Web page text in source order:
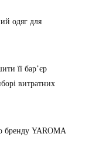
одяг для
її бар’єр
витратних
бренду YAROMA